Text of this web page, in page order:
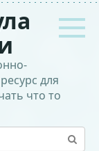
для
что то